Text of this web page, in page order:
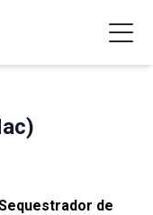
de